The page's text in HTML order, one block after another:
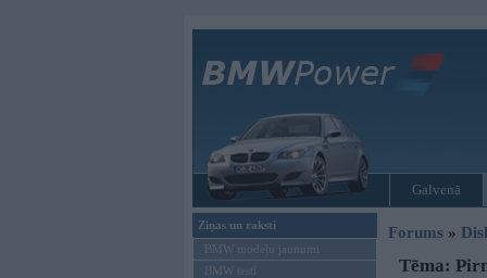
Galvenā
Ziņas un raksti
BMW modeļu jaunumi
BMW testi
Forums »
Tēma: